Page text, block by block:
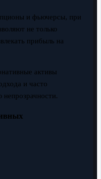
и фьючерсы, при
не только
прибыль на
активы
и часто